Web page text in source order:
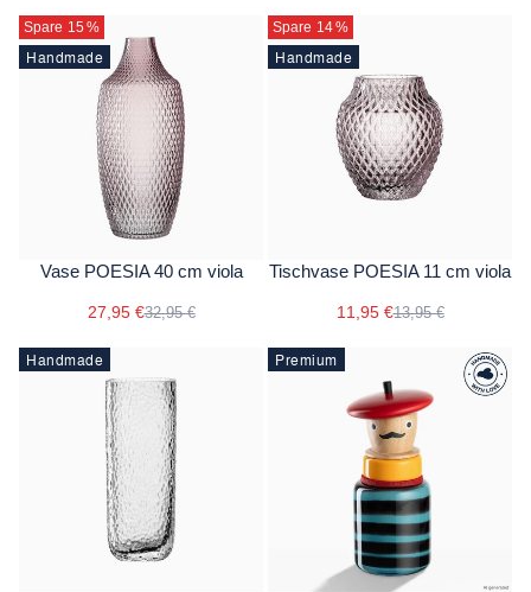
Spare 15 %
Handmade
Vase POESIA 40 cm viola
27,95 €32,95 €
Spare 14%
Handmade
Tischvase POESIA 11 cm viola
11,95 €13,95 €
Handmade Premium